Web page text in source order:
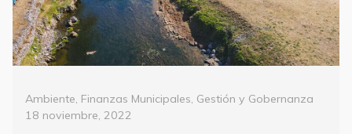
Categorías
Ambiente, Finanzas Municipales, Gestión y Gobernanza
18 noviembre, 2022